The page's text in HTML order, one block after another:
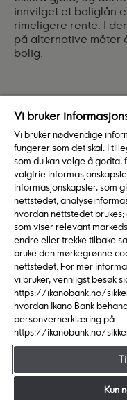
innvilget et boliglån
rimeligere rente. I
på alternative måter
bolig.
Bo et sted
Å bo et sted over en
en fordel når du skal
har du et bevis på at
forfall. I tillegg kan
med din nåværende
inntekt for å bevise
et eventuelt
Spar på
Det viktigste du gjør
egenkapital er å
forbrukslån som
alltid er bedre rente
Du kommer ikke til å
for å få nok
Vi bruker
Vi bruker nødvendige
fungerer som det skal. I
som du kan velge å
valgfrie
informasjonskapsler, som
nettstedet;
hvordan nettstedet
som viser relevant
endre eller trekke tilbake
bruke den mørkegrønne
nettstedet. For mer
vi bruker, vennligst besøk
https://ikanobank.no/
hvordan Ikano Bank
personvernerklæring på
https://ikanobank.no/
Kun